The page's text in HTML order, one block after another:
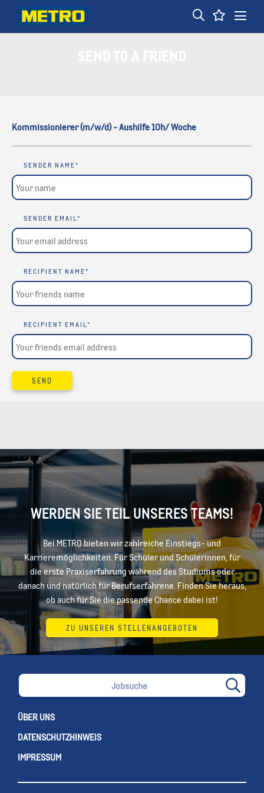
Kommissionierer (m/w/d) - Aushilfe 10h/ Woche
SENDER NAME*
SENDER EMAIL*
RECIPIENT NAME*
RECIPIENT EMAIL*
SEND
WERDEN SIE TEIL UNSERES TEAMS!
Bei METRO bieten wir zahlreiche Einstiegs- und
Karrieremöglichkeiten. Für Schüler und Schülerinnen, für
die erste Praxiserfahrung während des Studiums oder
danach und natürlich für Berufserfahrene. Finden Sie heraus,
ob auch für Sie die passende Chance dabei ist!
ZU UNSEREN STELLENANGEBOTEN
ÜBER UNS
DATENSCHUTZHINWEIS
IMPRESSUM